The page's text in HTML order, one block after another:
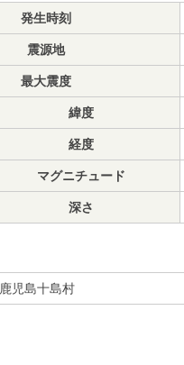
発生時刻
震源地
最大震度
緯度
経度
マグニチュード
深さ
鹿児島十島村